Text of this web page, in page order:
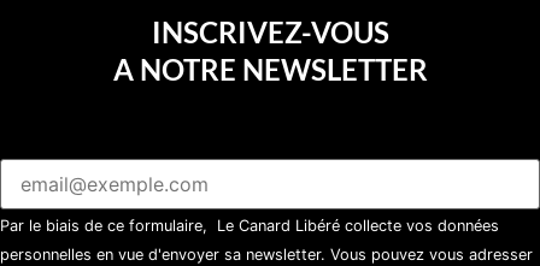
INSCRIVEZ-VOUS
A NOTRE NEWSLETTER
Par le biais de ce formulaire, Le Canard Libéré collecte vos données
personnelles en vue d'envoyer sa newsletter. Vous pouvez vous adresser